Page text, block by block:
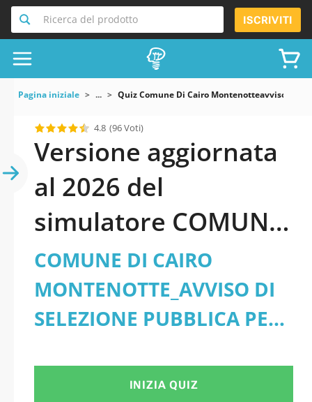
Ricerca del prodotto ISCRIVITI
Pagina iniziale ... Quiz Comune Di Cairo Montenotteavviso Di
4.8 (96 Voti)
Versione aggiornata
al 2026 del
simulatore COMUNE
DI CAIRO
MONTENOTTE_AVVIS
O DI SELEZIONE
PUBBLICA PER SOLI
COMUNE DI CAIRO
MONTENOTTE_AVVISO DI
SELEZIONE PUBBLICA PER
COPERTURA A TEMPO
INIZIA QUIZ